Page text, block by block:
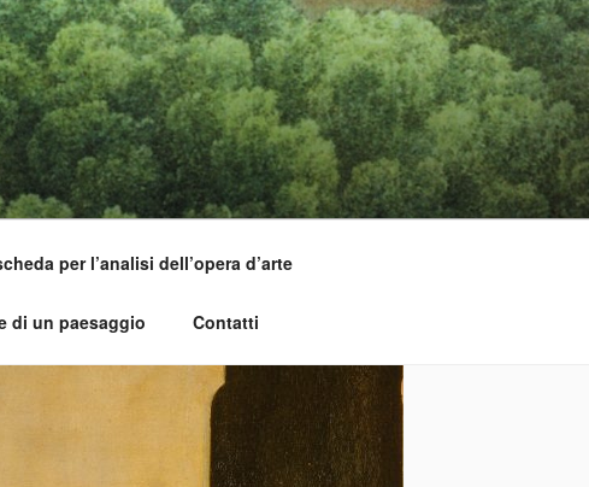
per l’analisi dell’opera d’arte
di un paesaggio Contatti